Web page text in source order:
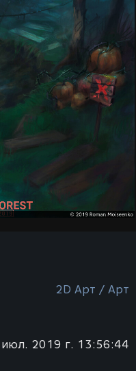
2D Арт / Арт
2019 г. 13:56:44